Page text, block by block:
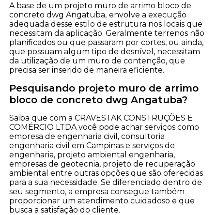
A base de um projeto muro de arrimo bloco de
concreto dwg Angatuba, envolve a execução
adequada desse estilo de estrutura nos locais que
necessitam da aplicação. Geralmente terrenos não
planificados ou que passaram por cortes, ou ainda,
que possuam algum tipo de desnível, necessitam
da utilização de um muro de contenção, que
precisa ser inserido de maneira eficiente.
Pesquisando projeto muro de arrimo
bloco de concreto dwg Angatuba?
Saiba que com a CRAVESTAK CONSTRUÇÕES E
COMÉRCIO LTDA você pode achar serviços como
empresa de engenharia civil, consultoria
engenharia civil em Campinas e serviços de
engenharia, projeto ambiental engenharia,
empresas de geotecnia, projeto de recuperação
ambiental entre outras opções que são oferecidas
para a sua necessidade. Se diferenciado dentro de
seu segmento, a empresa consegue também
proporcionar um atendimento cuidadoso e que
busca a satisfação do cliente.